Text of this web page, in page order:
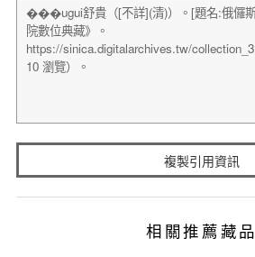
複製引用資訊
相關推薦藏品